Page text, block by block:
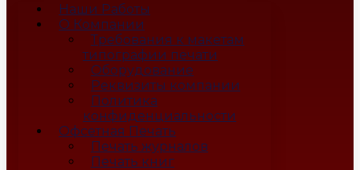
Наши Работы
О Компании
Требования к макетам
типографии печати
Оборудование
Реквизиты компании
Политика
конфиденциальности
Офсетная Печать
Печать журналов
Печать книг